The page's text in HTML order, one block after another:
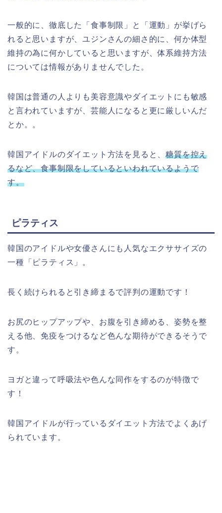
一般的に、徹底した「食事制限」と「運動」が挙げら
れると思いますが、ユジンさんの細さ的に、何か体型
維持の為に何かしていると思いますが、体系維持方法
については情報がありませんでした。
韓国は普通の人よりも美容意識やダイエットにも敏感
と言われていますが、芸能人になると更に厳しいんだ
とか。。
韓国アイドルのダイエット方法を見ると、糖質を控え
るなど、食事制限をしているといわれているようで
す。
ピラティス
韓国のアイドルや女優さんにも人気なエクササイズの
一種「ピラティス」。
長く続けられると引き締まるで評判の運動です！
お尻のヒップアップや、お腹を引き締める、姿勢を整
える他、免疫をつけるなど色んな期待ができるそうで
す。
ヨガと違って呼吸法や色んな同作をするのが特徴で
す！
韓国アイドルが行っているダイエット方法でよくあげ
られています。